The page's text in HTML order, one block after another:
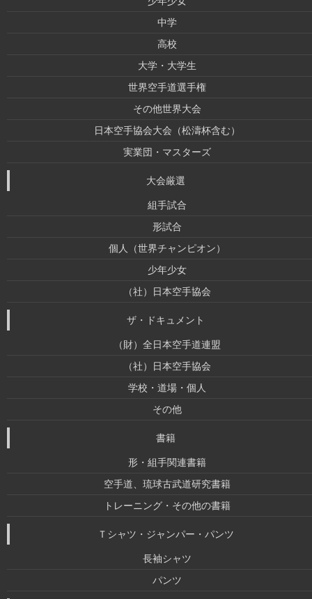
中学
高校
大学・大学生
世界空手道選手権
その他世界大会
日本空手協会大会（松濤杯含む）
実業団・マスターズ
大会厳選
組手試合
形試合
個人（世界チャンピオン）
少年少女
（社）日本空手協会
ザ・ドキュメント
（財）全日本空手道連盟
（社）日本空手協会
学校・道場・個人
その他
書籍
形・組手関連書籍
空手道、琉球古武道研究書籍
トレーニング・その他の書籍
Ｔシャツ・ジャンパー・パンツ
長袖シャツ
パンツ